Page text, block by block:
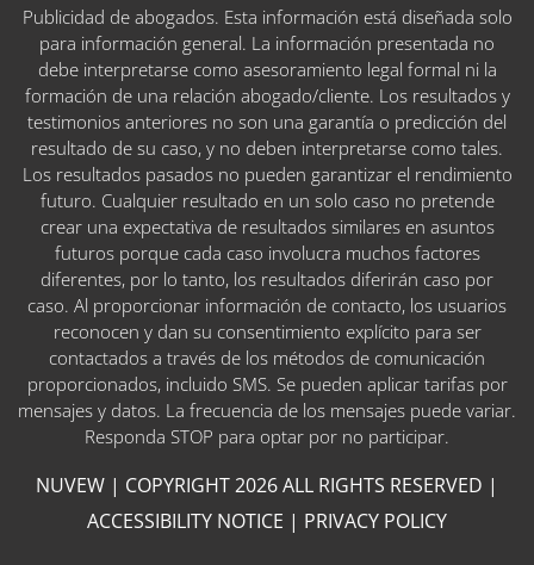
Publicidad de abogados. Esta información está diseñada solo
para información general. La información presentada no
debe interpretarse como asesoramiento legal formal ni la
formación de una relación abogado/cliente. Los resultados y
testimonios anteriores no son una garantía o predicción del
resultado de su caso, y no deben interpretarse como tales.
Los resultados pasados no pueden garantizar el rendimiento
futuro. Cualquier resultado en un solo caso no pretende
crear una expectativa de resultados similares en asuntos
futuros porque cada caso involucra muchos factores
diferentes, por lo tanto, los resultados diferirán caso por
caso. Al proporcionar información de contacto, los usuarios
reconocen y dan su consentimiento explícito para ser
contactados a través de los métodos de comunicación
proporcionados, incluido SMS. Se pueden aplicar tarifas por
mensajes y datos. La frecuencia de los mensajes puede variar.
Responda STOP para optar por no participar.
NUVEW | COPYRIGHT 2026 ALL RIGHTS RESERVED |
ACCESSIBILITY NOTICE | PRIVACY POLICY